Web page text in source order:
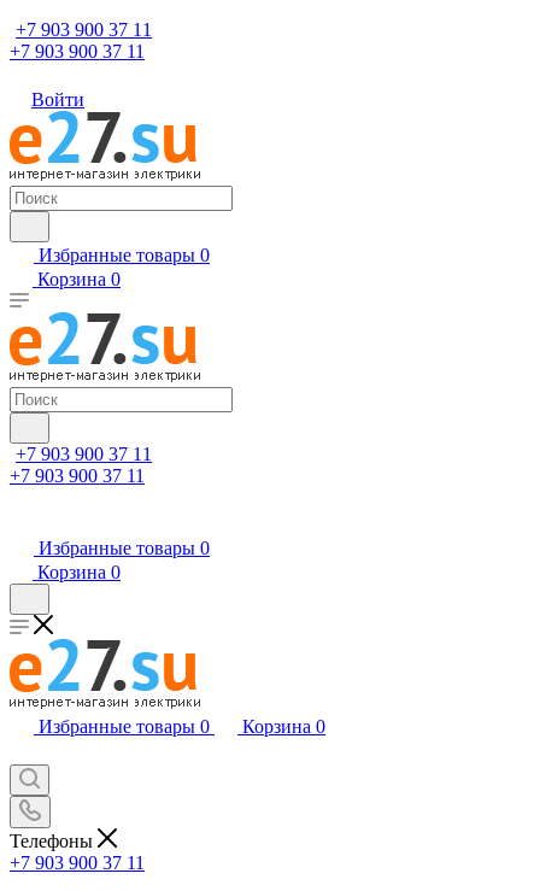
+7 903 900 37 11
+7 903 900 37 11
Войти
Избранные товары 0
Корзина 0
+7 903 900 37 11
+7 903 900 37 11
Избранные товары 0
Корзина 0
Избранные товары 0 Корзина 0
Телефоны
+7 903 900 37 11